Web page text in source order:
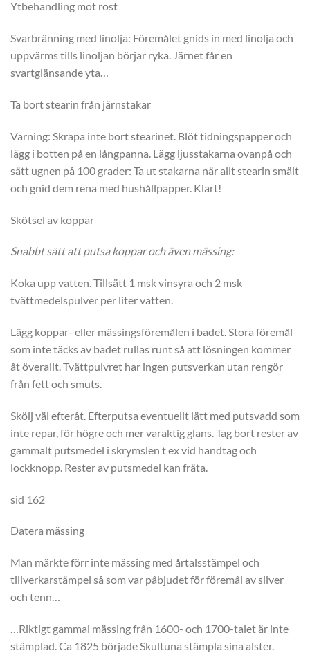
Ytbehandling mot rost
Svarbränning med linolja: Föremålet gnids in med linolja och
uppvärms tills linoljan börjar ryka. Järnet får en
svartglänsande yta…
Ta bort stearin från järnstakar
Varning: Skrapa inte bort stearinet. Blöt tidningspapper och
lägg i botten på en långpanna. Lägg ljusstakarna ovanpå och
sätt ugnen på 100 grader: Ta ut stakarna när allt stearin smält
och gnid dem rena med hushållpapper. Klart!
Skötsel av koppar
Snabbt sätt att putsa koppar och även mässing:
Koka upp vatten. Tillsätt 1 msk vinsyra och 2 msk
tvättmedelspulver per liter vatten.
Lägg koppar- eller mässingsföremålen i badet. Stora föremål
som inte täcks av badet rullas runt så att lösningen kommer
åt överallt. Tvättpulvret har ingen putsverkan utan rengör
från fett och smuts.
Skölj väl efteråt. Efterputsa eventuellt lätt med putsvadd som
inte repar, för högre och mer varaktig glans. Tag bort rester av
gammalt putsmedel i skrymslen t ex vid handtag och
lockknopp. Rester av putsmedel kan fräta.
sid 162
Datera mässing
Man märkte förr inte mässing med årtalsstämpel och
tillverkarstämpel så som var påbjudet för föremål av silver
och tenn…
…Riktigt gammal mässing från 1600- och 1700-talet är inte
stämplad. Ca 1825 började Skultuna stämpla sina alster.